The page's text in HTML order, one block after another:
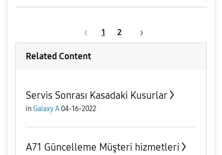
1 2
Related Content
Servis Sonrası Kasadaki Kusurlar
in Galaxy A 04-16-2022
A71 Güncelleme Müşteri hizmetleri